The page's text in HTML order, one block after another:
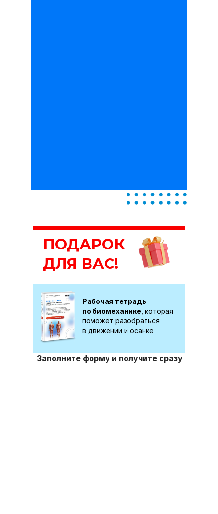
ПОДАРОК
ДЛЯ ВАС!
Рабочая тетрадь
по биомеханике , которая
поможет разобраться
в движении и осанке
Заполните форму и получите сразу